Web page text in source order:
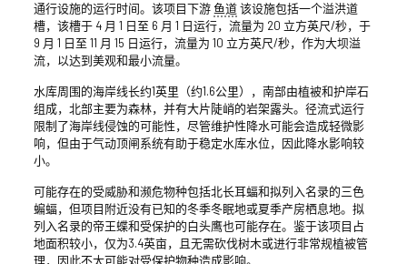
通行设施的运行时间。该项目下游鱼道该设施包括一个溢洪道
槽，该槽于 4 月 1 日至 6 月 1 日运行，流量为 20 立方英尺/秒，于
9 月 1 日至 11 月 15 日运行，流量为 10 立方英尺/秒，作为大坝溢
流，以达到美观和最小流量。
水库周围的海岸线长约1英里（约1.6公里），南部由植被和护岸石
组成，北部主要为森林，并有大片陡峭的岩架露头。径流式运行
限制了海岸线侵蚀的可能性，尽管维护性降水可能会造成轻微影
响，但由于气动顶闸系统有助于稳定水库水位，因此降水影响较
小。
可能存在的受威胁和濒危物种包括北长耳蝠和拟列入名录的三色
蝙蝠，但项目附近没有已知的冬季冬眠地或夏季产房栖息地。拟
列入名录的帝王蝶和受保护的白头鹰也可能存在。鉴于该项目占
地面积较小，仅为3.4英亩，且无需砍伐树木或进行非常规植被管
理，因此不太可能对受保护物种造成影响。